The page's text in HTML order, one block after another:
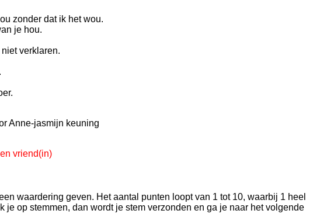
zonder dat ik het wou.
je hou.
verklaren.
Anne-jasmijn keuning
vriend(in)
waardering geven. Het aantal punten loopt van 1 tot 10, waarbij 1 heel
je op stemmen, dan wordt je stem verzonden en ga je naar het volgende